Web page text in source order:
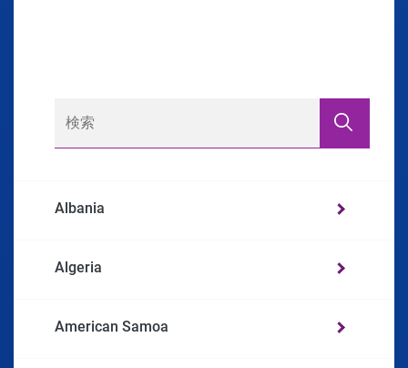
Albania
Algeria
American Samoa